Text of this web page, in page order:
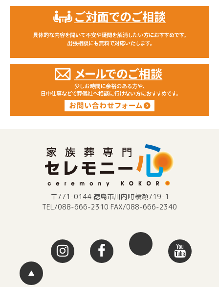
〒771-0144 徳島市川内町榎瀬719-1
TEL/088-666-2310 FAX/088-666-2340
▲